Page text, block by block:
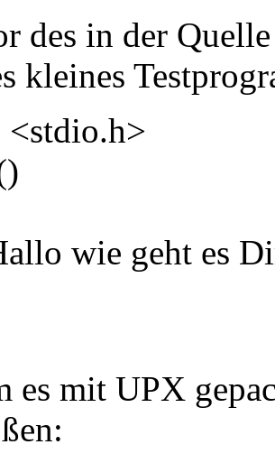
des in der
kleines
wie geht es
es mit UPX